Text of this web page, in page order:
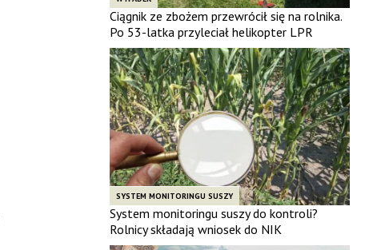
Ciągnik ze zbożem przewrócił się na rolnika.
Po 53-latka przyleciał helikopter LPR
SYSTEM MONITORINGU SUSZY
System monitoringu suszy do kontroli?
Rolnicy składają wniosek do NIK